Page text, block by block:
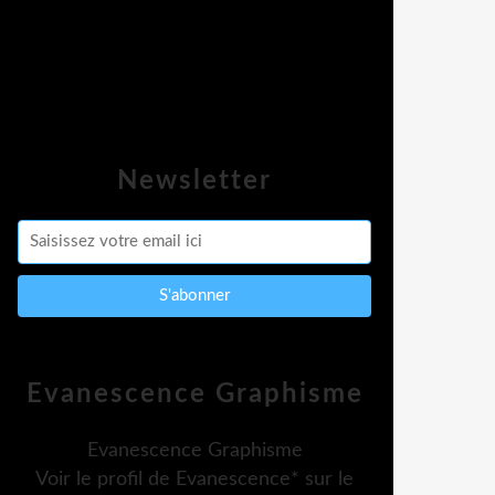
Newsletter
Evanescence Graphisme
Evanescence Graphisme
Voir le profil de Evanescence* sur le